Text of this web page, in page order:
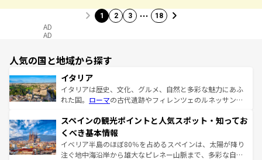
1 2 3 … 18
AD
AD
人気の国と地域から探す
イタリア
イタリアは歴史、文化、グルメ、自然と多彩な魅力にあふ
れた国。 ローマの古代遺跡やフィレンツェのルネッサンス
ろん、トスカーナの美しい田園風景やアマルフィ海岸の絶
景など、自然景観も見逃せない。観光の合間には、本場の
ピザやパスタなど、絶品のイタリア料理を堪能することも
できる。朝目覚めてから夜眠るまで、すべての瞬間を楽し
スペインの観光ポイントと人気スポット・知ってお
くべき基本情報
イベリア半島のほぼ80％を占めるスペインは、太陽が降り
注ぐ地中海沿岸から雄大なピレネー山脈まで、多彩な自然